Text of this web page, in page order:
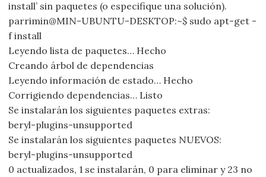
install’ sin paquetes (o especifique una solución).
parrimin@MIN-UBUNTU-DESKTOP:~$ sudo apt-get -
f install
Leyendo lista de paquetes… Hecho
Creando árbol de dependencias
Leyendo información de estado… Hecho
Corrigiendo dependencias… Listo
Se instalarán los siguientes paquetes extras:
beryl-plugins-unsupported
Se instalarán los siguientes paquetes NUEVOS:
beryl-plugins-unsupported
0 actualizados, 1 se instalarán, 0 para eliminar y 23 no